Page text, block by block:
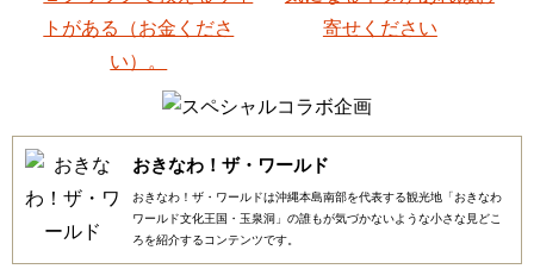
おきなわ！ザ・ワールド
おきなわ！ザ・ワールドは沖縄本島南部を代表する観光地「おきなわ
ワールド文化王国・玉泉洞」の誰もが気づかないような小さな見どこ
ろを紹介するコンテンツです。